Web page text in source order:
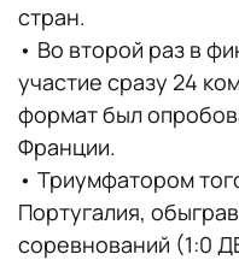
стран.
• Во второй раз в
участие сразу 24
формат был
Франции.
• Триумфатором
Португалия,
соревнований (1:0